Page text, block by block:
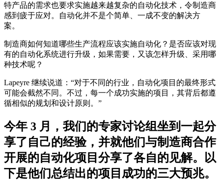
特产品的需求也要求实施越来越复杂的自动化技术，令制造商
感到疲于应对。自动化并不是个简单、一成不变的解决方
案。
制造商如何知道哪些生产流程应该实施自动化？是否应该对现
有的自动化系统进行升级，如果需要，又该怎样升级、采用哪
种技术呢？
Lapeyre 继续说道：“对于不同的行业，自动化项目的最终形式
可能会截然不同。不过，每一个成功实施的项目，其背后都遵
循相似的规划和设计原则。”
今年 3 月，我们的专家讨论组坐到一起分
享了自己的经验，并就他们与制造商合作
开展的自动化项目分享了各自的见解。以
下是他们总结出的项目成功的三大预兆。